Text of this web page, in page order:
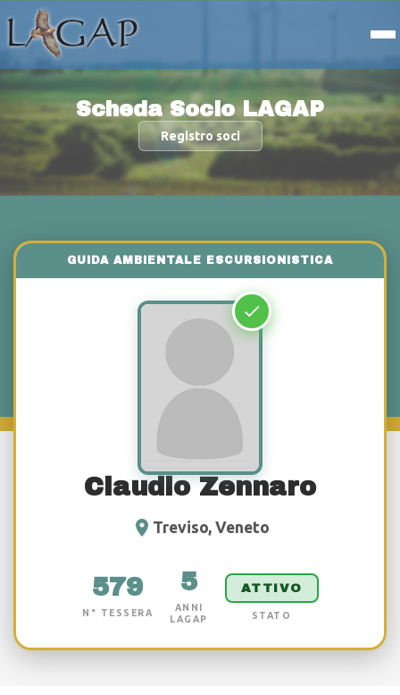
Scheda Socio LAGAP
Registro soci
Claudio Zennaro
Treviso, Veneto
579
N° TESSERA
5
ANNI
LAGAP
ATTIVO
STATO